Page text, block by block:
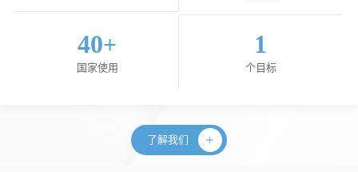
40+
国家使用
1
个目标
了解我们